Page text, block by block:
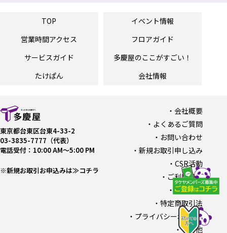
TOP
イベント情報
営業時間アクセス
フロアガイド
サービスガイド
多慶屋のここがすごい！
たけぱん
会社情報
東京都台東区台東4-33-2
03-3835-7777（代表）
電話受付：10:00 AM〜5:00 PM
※新規お取引お申込みは≫コチラ
会社概要
よくあるご質問
お問い合わせ
新規お取引申し込み
CSR活動
ご利用規約
採用情報
特定商取引法
プライバシーポリシー
その他